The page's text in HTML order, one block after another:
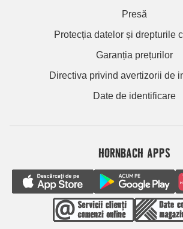
Presă
Protecția datelor și drepturile
Garanția prețurilor
Directiva privind avertizorii de
Date de identificare
HORNBACH APPS